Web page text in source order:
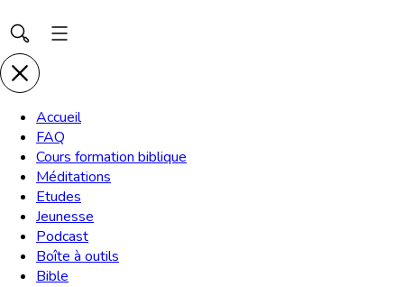
Accueil
FAQ
Cours formation biblique
Méditations
Etudes
Jeunesse
Podcast
Boîte à outils
Bible